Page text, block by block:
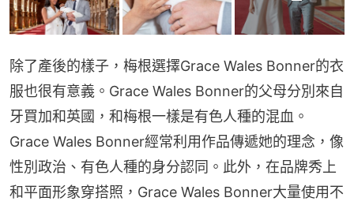
除了產後的樣子，梅根選擇Grace Wales Bonner的衣
服也很有意義。Grace Wales Bonner的父母分別來自
牙買加和英國，和梅根一樣是有色人種的混血。
Grace Wales Bonner經常利用作品傳遞她的理念，像
性別政治、有色人種的身分認同。此外，在品牌秀上
和平面形象穿搭照，Grace Wales Bonner大量使用不